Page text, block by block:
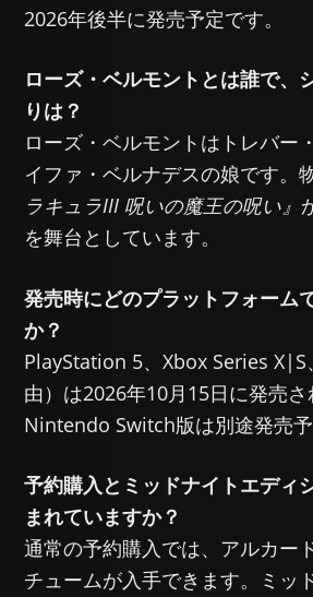
2026年後半に発売予定です。
ローズ・ベルモントとは誰で、
りは？
ローズ・ベルモントはトレバー
イファ・ベルナデスの娘です。
ラキュラIII 呪いの魔王の呪い』
を舞台としています。
発売時にどのプラットフォーム
か？
PlayStation 5、Xbox Series X|S
由）は2026年10月15日に発売さ
Nintendo Switch版は別途発売予
予約購入とミッドナイトエディ
まれていますか？
通常の予約購入では、アルカー
チュームが入手できます。ミッ